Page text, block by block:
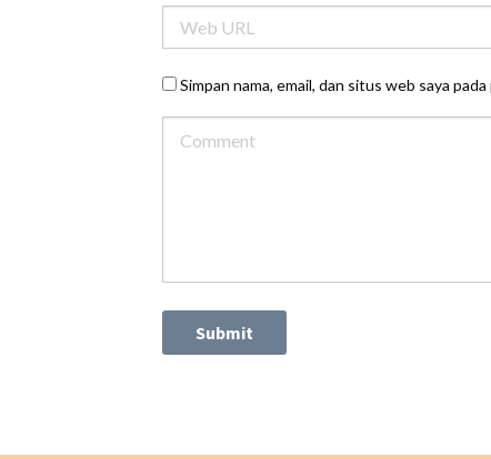
Simpan nama, email, dan situs web saya